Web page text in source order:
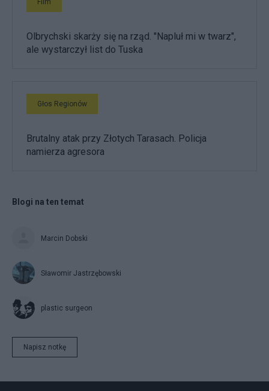
Olbrychski skarży się na rząd. "Napluł mi w twarz",
ale wystarczył list do Tuska
Głos Regionów
Brutalny atak przy Złotych Tarasach. Policja
namierza agresora
Blogi na ten temat
Marcin Dobski
Sławomir Jastrzębowski
plastic surgeon
Napisz notkę